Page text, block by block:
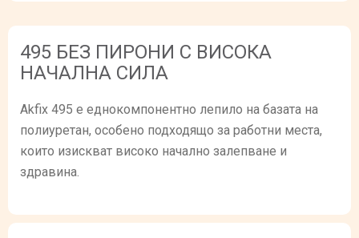
495 БЕЗ ПИРОНИ С ВИСОКА
НАЧАЛНА СИЛА
Akfix 495 е еднокомпонентно лепило на базата на
полиуретан, особено подходящо за работни места,
които изискват високо начално залепване и
здравина.